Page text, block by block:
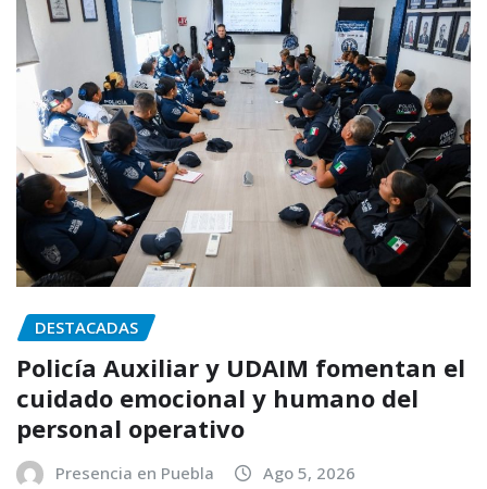
DESTACADAS
Policía Auxiliar y UDAIM fomentan el
cuidado emocional y humano del
personal operativo
Presencia en Puebla Ago 5, 2026